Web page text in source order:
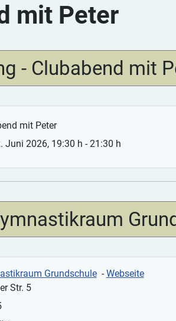
mit Peter
- Clubabend mit
mit Peter
Juni 2026, 19:30 h -21:30 h
Grundschule-Webseite
Str. 5